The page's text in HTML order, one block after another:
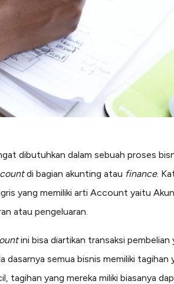
dibutuhkan dalam sebuah proses
di bagian akunting atau finance.
yang memiliki arti Account yaitu
atau pengeluaran.
ini bisa diartikan transaksi pembelian
dasarnya semua bisnis memiliki tagihan
tagihan yang mereka miliki biasanya